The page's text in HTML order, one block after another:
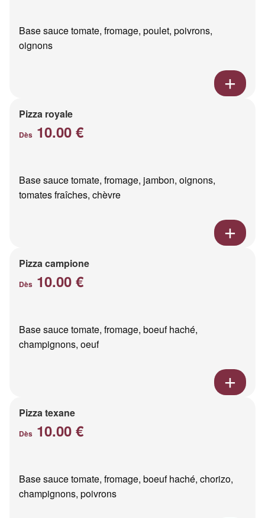
Base sauce tomate, fromage, poulet, poivrons,
oignons
Pizza royale
Dès 10.00 €
Base sauce tomate, fromage, jambon, oignons,
tomates fraîches, chèvre
Pizza campione
Dès 10.00 €
Base sauce tomate, fromage, boeuf haché,
champignons, oeuf
Pizza texane
Dès 10.00 €
Base sauce tomate, fromage, boeuf haché, chorizo,
champignons, poivrons